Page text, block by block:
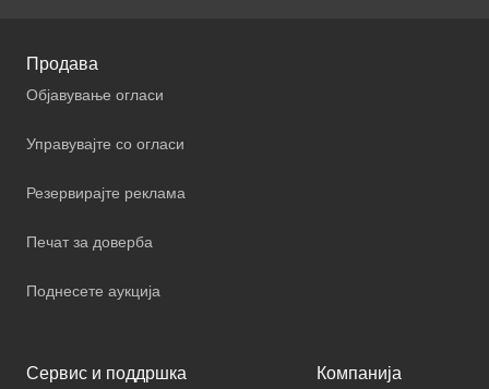
Продава
Објавување огласи
Управувајте со огласи
Резервирајте реклама
Печат за доверба
Поднесете аукција
Сервис и поддршка Компанија